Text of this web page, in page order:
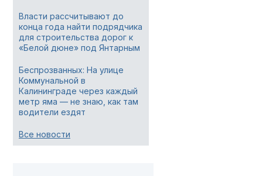
Власти рассчитывают до
конца года найти подрядчика
для строительства дорог к
«Белой дюне» под Янтарным
Беспрозванных: На улице
Коммунальной в
Калининграде через каждый
метр яма — не знаю, как там
водители ездят
Все новости